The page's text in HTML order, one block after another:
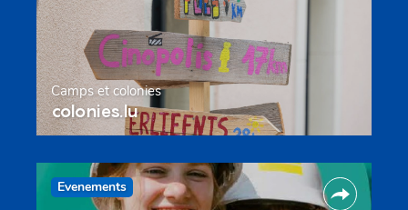
Camps et colonies
colonies.lu
Evenements